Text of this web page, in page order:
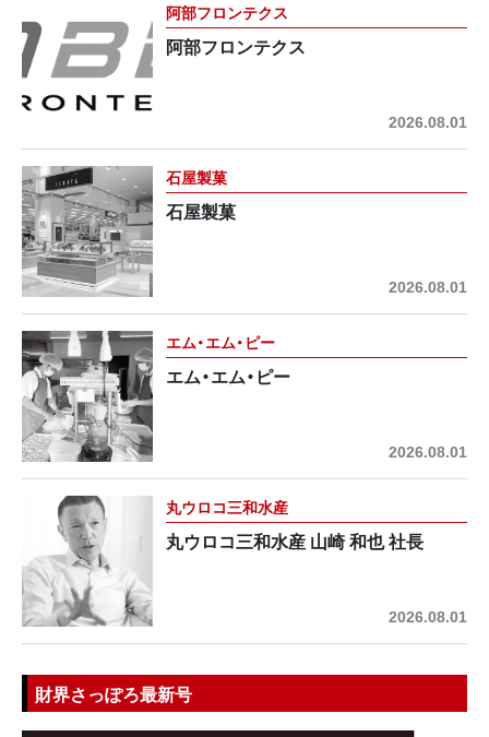
阿部フロンテクス
阿部フロンテクス
2026.08.01
石屋製菓
石屋製菓
2026.08.01
エム・エム・ピー
エム・エム・ピー
2026.08.01
丸ウロコ三和水産
丸ウロコ三和水産 山崎 和也 社長
2026.08.01
財界さっぽろ最新号